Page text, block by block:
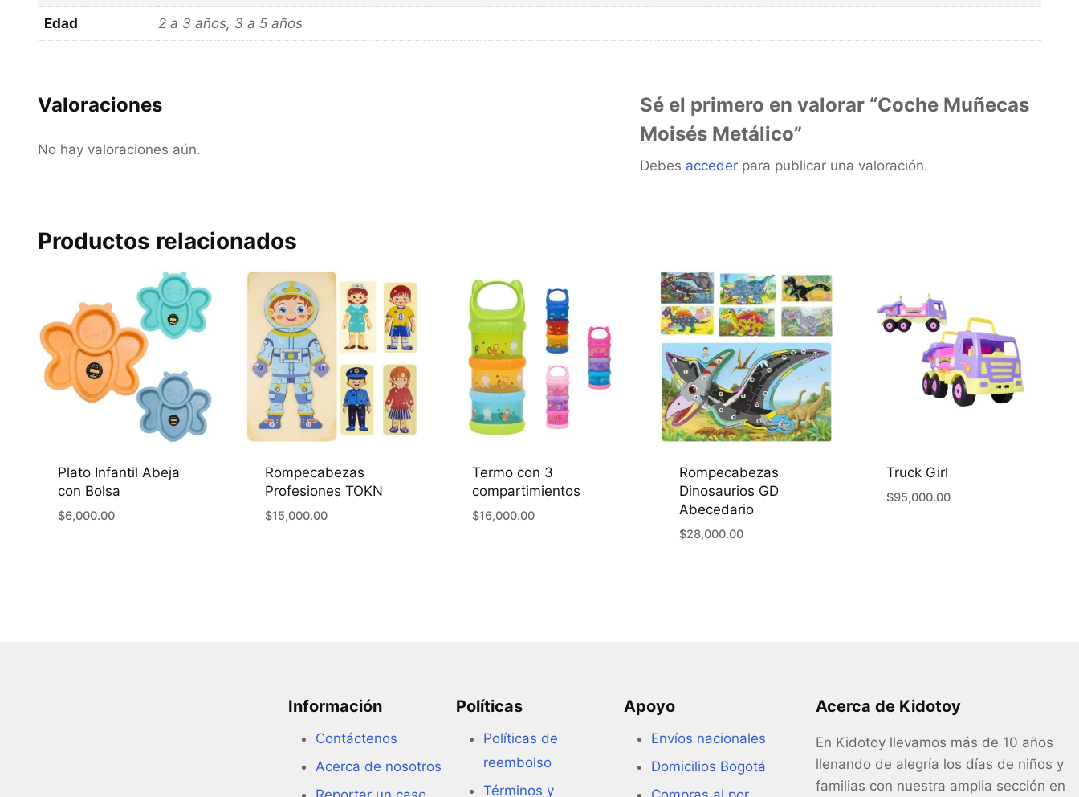
Edad 2 a 3 años, 3 a 5 años
Valoraciones
No hay valoraciones aún.
Sé el primero en valorar “Coche Muñecas
Moisés Metálico”
Debes acceder para publicar una valoración.
Productos relacionados
Plato Infantil Abeja
con Bolsa
$6,000.00
Rompecabezas
Profesiones TOKN
$15,000.00
Termo con 3
compartimientos
$16,000.00
Rompecabezas
Dinosaurios GD
Abecedario
$28,000.00
Truck Girl
$95,000.00
Información
Contáctenos
Acerca de nosotros
Políticas
Políticas de
reembolso
Términos y
Apoyo
Envíos nacionales
Domicilios Bogotá
Acerca de Kidotoy
En Kidotoy llevamos más de 10 años
llenando de alegría los días de niños y
familias con nuestra amplia sección en